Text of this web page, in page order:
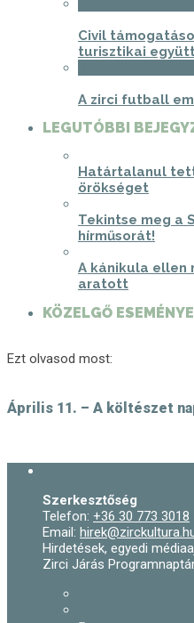
Civil
turisztikai
A zirci futball
LEGUTÓBBI
Határtalanul
örökséget
Tekintse meg a
hírműsorát!
A kánikula ellen
aratott
KÖZELGŐ
Ezt olvasod most:
Április 11. – A költészet
Szerkesztőség
Telefon: +36 30 773 3018
Email:
Hirdetések, egyedi
Zirci Járás